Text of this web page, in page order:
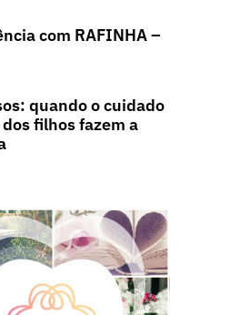
com RAFINHA –
quando o cuidado
filhos fazem a